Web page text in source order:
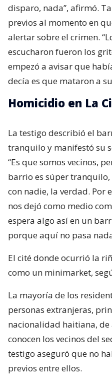
disparo, nada”, afirmó.
previos al momento en
alertar sobre el crimen.
escucharon fueron los
empezó a avisar que
decía es que mataron a
Homicidio en La
La testigo describió el
tranquilo y manifestó su
“Es que somos vecinos,
barrio es súper tranquilo,
con nadie, la verdad. Por
nos dejó como medio
espera algo así en un
porque aquí no pasa
El cité donde ocurrió la
como un minimarket,
La mayoría de los
personas extranjeras,
nacionalidad haitiana,
conocen los vecinos del
testigo aseguró que no
previos entre ellos.